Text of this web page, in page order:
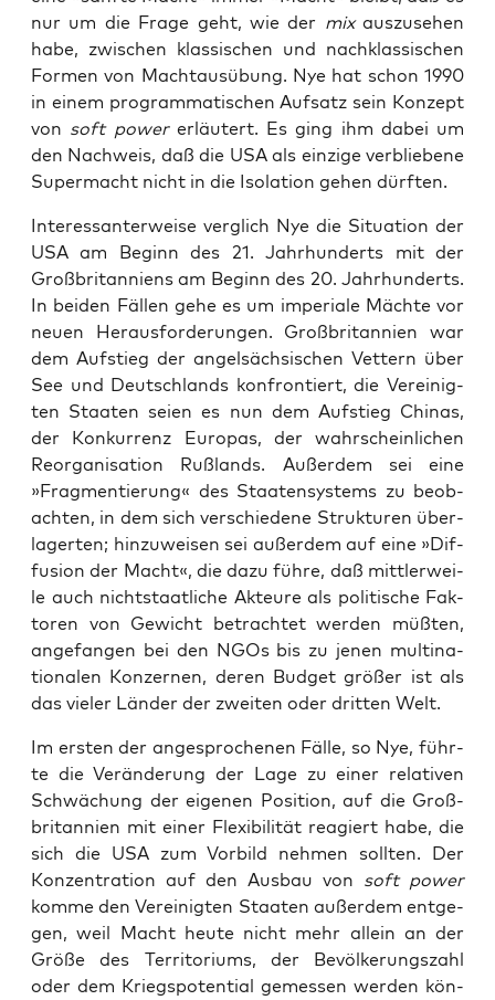
nur um die Fra­ge geht, wie der mixaus­zu­se­hen
habe, zwi­schen klas­si­schen und nach­klas­si­schen
For­men von Macht­aus­übung. Nye hat schon 1990
in einem pro­gram­ma­ti­schen Auf­satz sein Kon­zept
von soft powererläu­tert. Es ging ihm dabei um
den Nach­weis, daß die USA als ein­zi­ge ver­blie­be­ne
Super­macht nicht in die Iso­la­ti­on gehen dürften.
Inter­es­san­ter­wei­se ver­glich Nye die Situa­ti­on der
USA am Beginn des 21. Jahr­hun­derts mit der
Groß­bri­tan­ni­ens am Beginn des 20. Jahr­hun­derts.
In bei­den Fäl­len gehe es um impe­ria­le Mäch­te vor
neu­en Her­aus­for­de­run­gen. Groß­bri­tan­ni­en war
dem Auf­stieg der angel­säch­si­schen Vet­tern über
See und Deutsch­lands kon­fron­tiert, die Ver­ei­nig­
ten Staa­ten sei­en es nun dem Auf­stieg Chi­nas,
der Kon­kur­renz Euro­pas, der wahr­schein­li­chen
Reor­ga­ni­sa­ti­on Ruß­lands. Außer­dem sei eine
»Frag­men­tie­rung« des Staa­ten­sys­tems zu beob­
ach­ten, in dem sich ver­schie­de­ne Struk­tu­ren über­
la­ger­ten; hin­zu­wei­sen sei außer­dem auf eine »Dif­
fu­si­on der Macht«, die dazu füh­re, daß mitt­ler­wei­
le auch nicht­staat­li­che Akteu­re als poli­ti­sche Fak­
to­ren von Gewicht betrach­tet wer­den müß­ten,
ange­fan­gen bei den NGOs bis zu jenen mul­ti­na­
tio­na­len Kon­zer­nen, deren Bud­get grö­ßer ist als
das vie­ler Län­der der zwei­ten oder drit­ten Welt.
Im ers­ten der ange­spro­che­nen Fäl­le, so Nye, führ­
te die Ver­än­de­rung der Lage zu einer rela­ti­ven
Schwä­chung der eige­nen Posi­ti­on, auf die Groß­
bri­tan­ni­en mit einer Fle­xi­bi­li­tät reagiert habe, die
sich die USA zum Vor­bild neh­men soll­ten. Der
Kon­zen­tra­ti­on auf den Aus­bau von soft power
kom­me den Ver­ei­nig­ten Staa­ten außer­dem ent­ge­
gen, weil Macht heu­te nicht mehr allein an der
Grö­ße des Ter­ri­to­ri­ums, der Bevöl­ke­rungs­zahl
oder dem Kriegs­po­ten­ti­al gemes­sen wer­den kön­